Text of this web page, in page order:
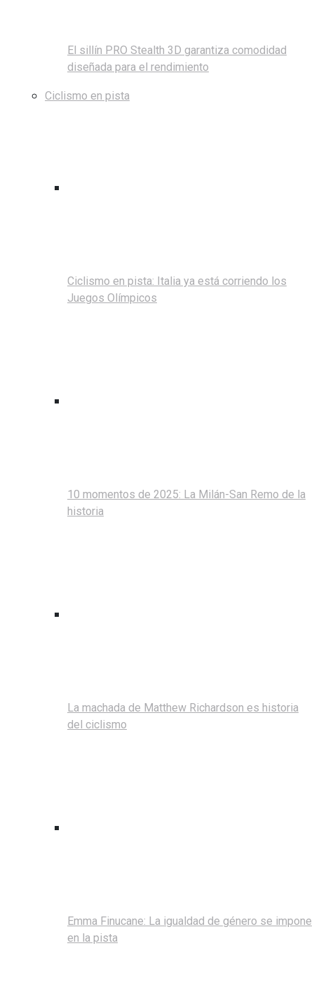
El sillín PRO Stealth 3D garantiza comodidad
diseñada para el rendimiento
Ciclismo en pista
Ciclismo en pista: Italia ya está corriendo los
Juegos Olímpicos
10 momentos de 2025: La Milán-San Remo de la
historia
La machada de Matthew Richardson es historia
del ciclismo
Emma Finucane: La igualdad de género se impone
en la pista